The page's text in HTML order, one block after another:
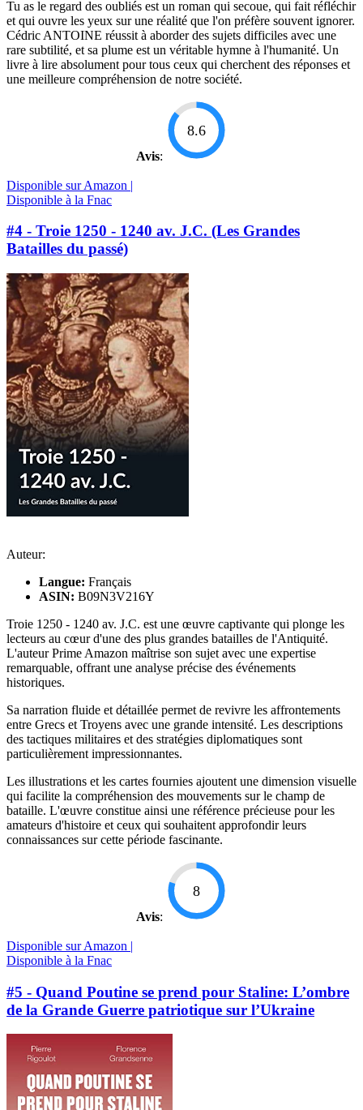
Tu as le regard des oubliés est un roman qui secoue, qui fait réfléchir
et qui ouvre les yeux sur une réalité que l'on préfère souvent ignorer.
Cédric ANTOINE réussit à aborder des sujets difficiles avec une
rare subtilité, et sa plume est un véritable hymne à l'humanité. Un
livre à lire absolument pour tous ceux qui cherchent des réponses et
une meilleure compréhension de notre société.
Avis:
8.6
Disponible sur Amazon |
Disponible à la Fnac
#4 - Troie 1250 - 1240 av. J.C. (Les Grandes
Batailles du passé)
Auteur:
Langue: Français
ASIN: B09N3V216Y
Troie 1250 - 1240 av. J.C. est une œuvre captivante qui plonge les
lecteurs au cœur d'une des plus grandes batailles de l'Antiquité.
L'auteur Prime Amazon maîtrise son sujet avec une expertise
remarquable, offrant une analyse précise des événements
historiques.
Sa narration fluide et détaillée permet de revivre les affrontements
entre Grecs et Troyens avec une grande intensité. Les descriptions
des tactiques militaires et des stratégies diplomatiques sont
particulièrement impressionnantes.
Les illustrations et les cartes fournies ajoutent une dimension visuelle
qui facilite la compréhension des mouvements sur le champ de
bataille. L'œuvre constitue ainsi une référence précieuse pour les
amateurs d'histoire et ceux qui souhaitent approfondir leurs
connaissances sur cette période fascinante.
Avis:
8
Disponible sur Amazon |
Disponible à la Fnac
#5 - Quand Poutine se prend pour Staline: L’ombre
de la Grande Guerre patriotique sur l’Ukraine